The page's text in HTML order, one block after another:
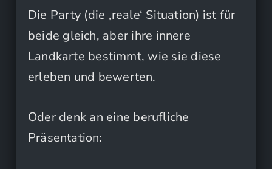
Die Party (die ‚reale‘ Situation) ist für
beide gleich, aber ihre innere
Landkarte bestimmt, wie sie diese
erleben und bewerten.
Oder denk an eine berufliche
Präsentation: